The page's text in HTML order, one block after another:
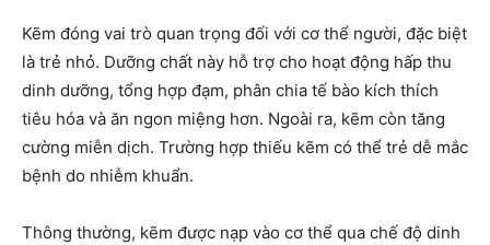
Kẽm đóng vai trò quan trọng đối với cơ thể người, đặc biệt
là trẻ nhỏ. Dưỡng chất này hỗ trợ cho hoạt động hấp thu
dinh dưỡng, tổng hợp đạm, phân chia tế bào kích thích
tiêu hóa và ăn ngon miệng hơn. Ngoài ra, kẽm còn tăng
cường miễn dịch. Trường hợp thiếu kẽm có thể trẻ dễ mắc
bệnh do nhiễm khuẩn.
Thông thường, kẽm được nạp vào cơ thể qua chế độ dinh